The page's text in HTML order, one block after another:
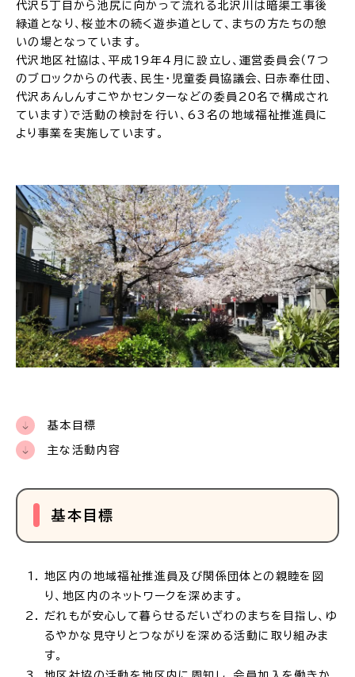
代沢5丁目から池尻に向かって流れる北沢川は暗渠工事後
緑道となり、桜並木の続く遊歩道として、まちの方たちの憩
いの場となっています。
代沢地区社協は、平成19年4月に設立し、運営委員会（7つ
のブロックからの代表、民生・児童委員協議会、日赤奉仕団、
代沢あんしんすこやかセンターなどの委員20名で構成され
ています）で活動の検討を行い、63名の地域福祉推進員に
より事業を実施しています。
基本目標
主な活動内容
基本目標
地区内の地域福祉推進員及び関係団体との親睦を図
り、地区内のネットワークを深めます。
だれもが安心して暮らせるだいざわのまちを目指し、ゆ
るやかな見守りとつながりを深める活動に取り組みま
す。